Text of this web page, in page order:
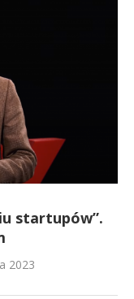
startupów”.
2023